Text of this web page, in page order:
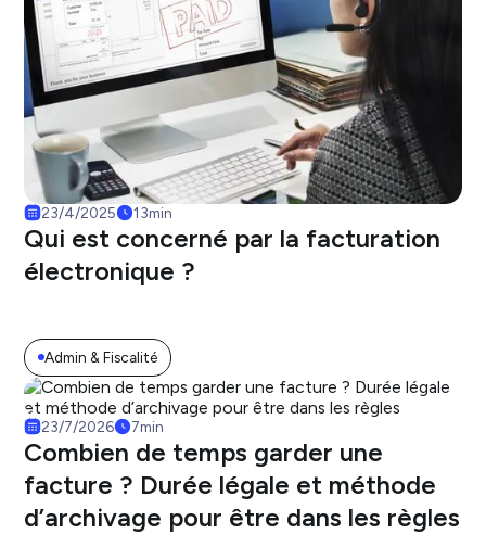
23/4/2025 13min
Qui est concerné par la facturation
électronique ?
Admin & Fiscalité
23/7/2026 7min
Combien de temps garder une
facture ? Durée légale et méthode
d’archivage pour être dans les règles